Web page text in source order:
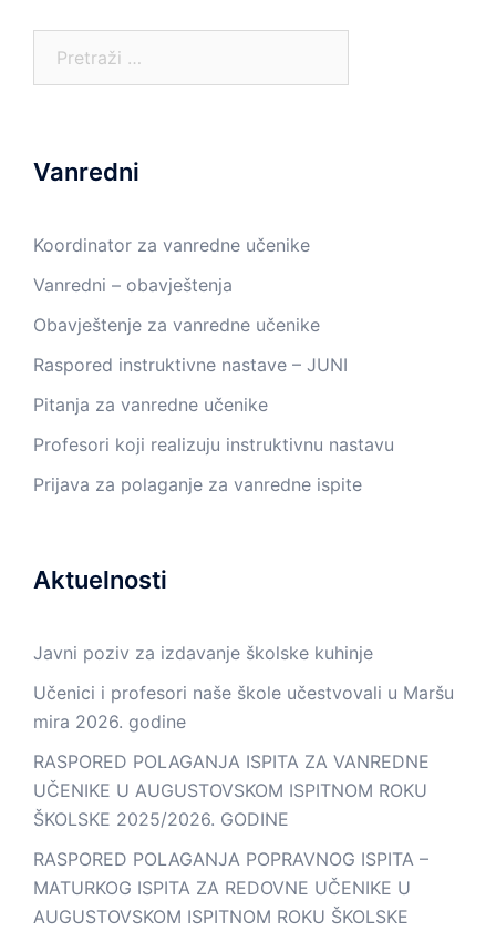
Vanredni
Koordinator za vanredne učenike
Vanredni – obavještenja
Obavještenje za vanredne učenike
Raspored instruktivne nastave – JUNI
Pitanja za vanredne učenike
Profesori koji realizuju instruktivnu nastavu
Prijava za polaganje za vanredne ispite
Aktuelnosti
Javni poziv za izdavanje školske kuhinje
Učenici i profesori naše škole učestvovali u Maršu
mira 2026. godine
RASPORED POLAGANJA ISPITA ZA VANREDNE
UČENIKE U AUGUSTOVSKOM ISPITNOM ROKU
ŠKOLSKE 2025/2026. GODINE
RASPORED POLAGANJA POPRAVNOG ISPITA –
MATURKOG ISPITA ZA REDOVNE UČENIKE U
AUGUSTOVSKOM ISPITNOM ROKU ŠKOLSKE